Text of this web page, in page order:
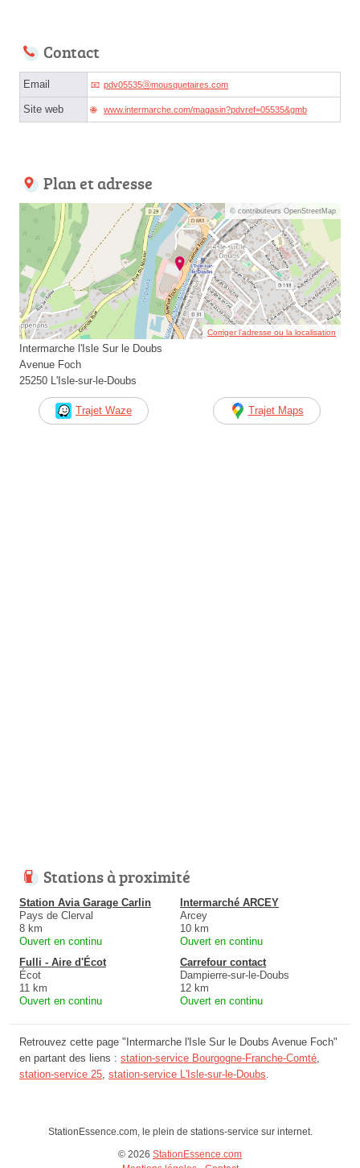
Contact
Email pdv05535ⓐmousquetaires.com
Site web www.intermarche.com/magasin?pdvref=05535&gmb
Plan et adresse
© contributeurs OpenStreetMap
Corriger l’adresse ou la localisation
Intermarche l'Isle Sur le Doubs
Avenue Foch
25250 L'Isle-sur-le-Doubs
Trajet Waze Trajet Maps
Stations à proximité
Station Avia Garage Carlin
Pays de Clerval
8 km
Ouvert en continu
Intermarché ARCEY
Arcey
10 km
Ouvert en continu
Fulli - Aire d'Écot
Écot
11 km
Ouvert en continu
Carrefour contact
Dampierre-sur-le-Doubs
12 km
Ouvert en continu
Retrouvez cette page "Intermarche l'Isle Sur le Doubs Avenue Foch"
en partant des liens : station-service Bourgogne-Franche-Comté
station-service 25 station-service L'Isle-sur-le-Doubs
StationEssence.com, le plein de stations-service sur internet.
© 2026 StationEssence.com